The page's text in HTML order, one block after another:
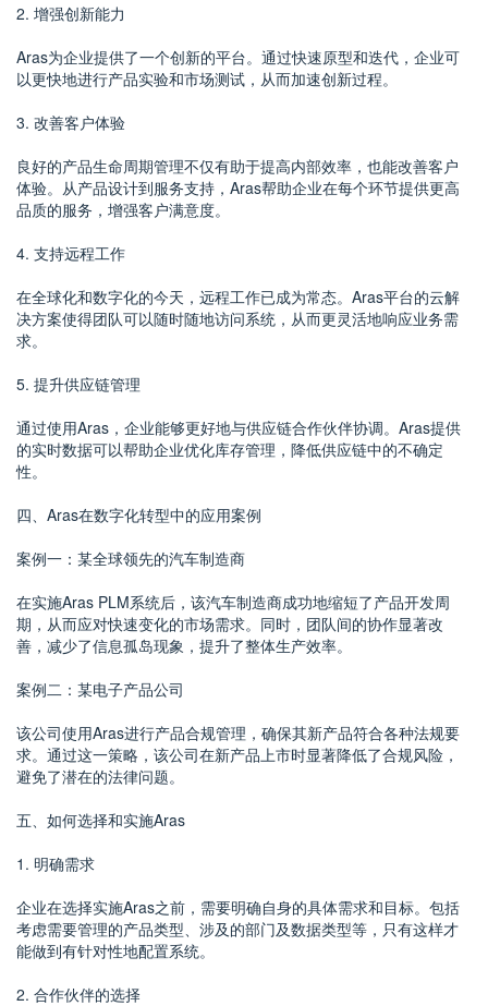
2. 增强创新能力
Aras为企业提供了一个创新的平台。通过快速原型和迭代，企业可
以更快地进行产品实验和市场测试，从而加速创新过程。
3. 改善客户体验
良好的产品生命周期管理不仅有助于提高内部效率，也能改善客户
体验。从产品设计到服务支持，Aras帮助企业在每个环节提供更高
品质的服务，增强客户满意度。
4. 支持远程工作
在全球化和数字化的今天，远程工作已成为常态。Aras平台的云解
决方案使得团队可以随时随地访问系统，从而更灵活地响应业务需
求。
5. 提升供应链管理
通过使用Aras，企业能够更好地与供应链合作伙伴协调。Aras提供
的实时数据可以帮助企业优化库存管理，降低供应链中的不确定
性。
四、Aras在数字化转型中的应用案例
案例一：某全球领先的汽车制造商
在实施Aras PLM系统后，该汽车制造商成功地缩短了产品开发周
期，从而应对快速变化的市场需求。同时，团队间的协作显著改
善，减少了信息孤岛现象，提升了整体生产效率。
案例二：某电子产品公司
该公司使用Aras进行产品合规管理，确保其新产品符合各种法规要
求。通过这一策略，该公司在新产品上市时显著降低了合规风险，
避免了潜在的法律问题。
五、如何选择和实施Aras
1. 明确需求
企业在选择实施Aras之前，需要明确自身的具体需求和目标。包括
考虑需要管理的产品类型、涉及的部门及数据类型等，只有这样才
能做到有针对性地配置系统。
2. 合作伙伴的选择